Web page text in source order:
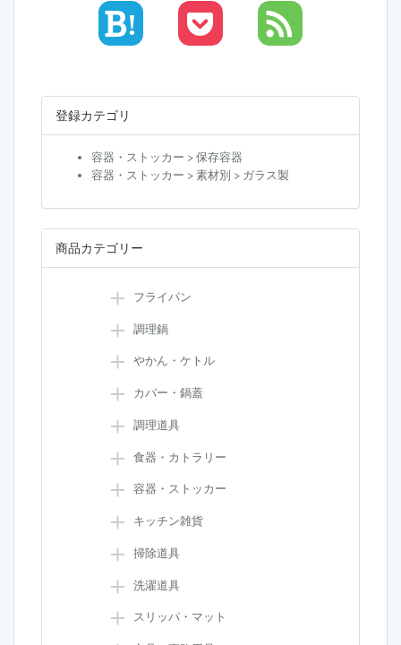
!
登録カテゴリ
容器・ストッカー > 保存容器
容器・ストッカー > 素材別 > ガラス製
商品カテゴリー
フライパン
調理鍋
やかん・ケトル
カバー・鍋蓋
調理道具
食器・カトラリー
容器・ストッカー
キッチン雑貨
掃除道具
洗濯道具
スリッパ・マット